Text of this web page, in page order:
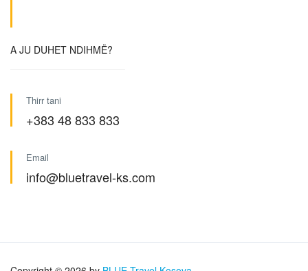
A JU DUHET NDIHMË?
Thirr tani
+383 48 833 833
Email
info@bluetravel-ks.com